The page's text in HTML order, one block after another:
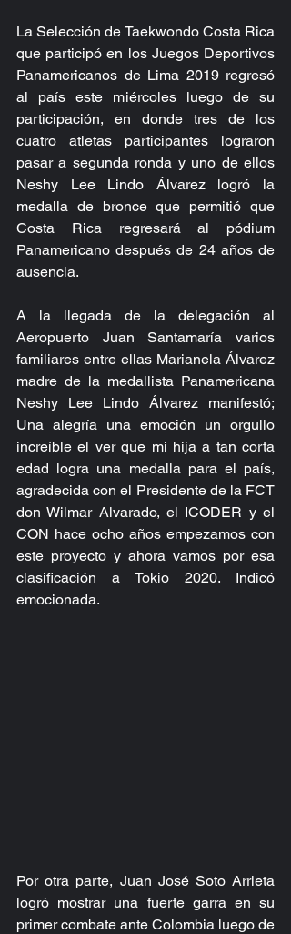
La Selección de Taekwondo Costa Rica
que participó en los Juegos Deportivos
Panamericanos de Lima 2019 regresó
al país este miércoles luego de su
participación, en donde tres de los
cuatro atletas participantes lograron
pasar a segunda ronda y uno de ellos
Neshy Lee Lindo Álvarez logró la
medalla de bronce que permitió que
Costa Rica regresará al pódium
Panamericano después de 24 años de
ausencia.
A la llegada de la delegación al
Aeropuerto Juan Santamaría varios
familiares entre ellas Marianela Álvarez
madre de la medallista Panamericana
Neshy Lee Lindo Álvarez manifestó;
Una alegría una emoción un orgullo
increíble el ver que mi hija a tan corta
edad logra una medalla para el país,
agradecida con el Presidente de la FCT
don Wilmar Alvarado, el ICODER y el
CON hace ocho años empezamos con
este proyecto y ahora vamos por esa
clasificación a Tokio 2020. Indicó
emocionada.
Por otra parte, Juan José Soto Arrieta
logró mostrar una fuerte garra en su
primer combate ante Colombia luego de